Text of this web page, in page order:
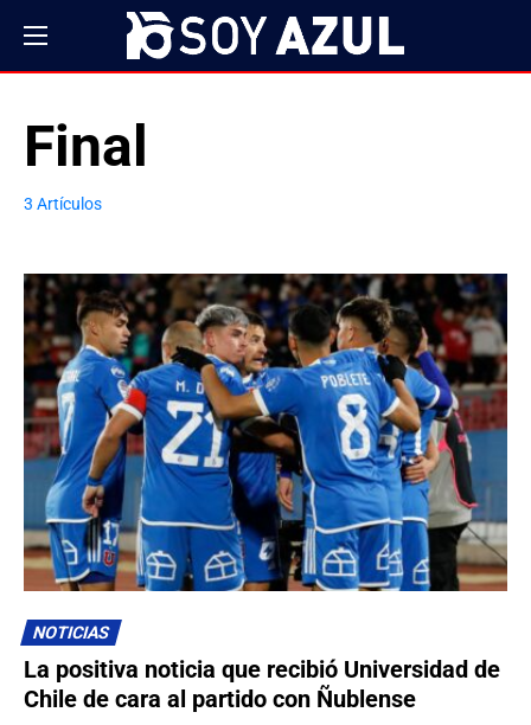
Final
3 Artículos
NOTICIAS
La positiva noticia que recibió Universidad de
Chile de cara al partido con Ñublense